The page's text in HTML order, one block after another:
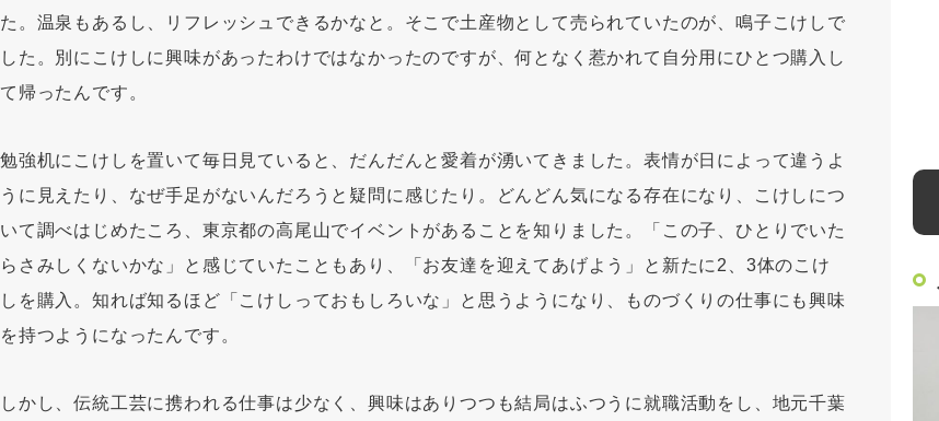
た。温泉もあるし、リフレッシュできるかなと。そこで土産物として売られていたのが、鳴子こけしで
した。別にこけしに興味があったわけではなかったのですが、何となく惹かれて自分用にひとつ購入し
て帰ったんです。
勉強机にこけしを置いて毎日見ていると、だんだんと愛着が湧いてきました。表情が日によって違うよ
うに見えたり、なぜ手足がないんだろうと疑問に感じたり。どんどん気になる存在になり、こけしにつ
いて調べはじめたころ、東京都の高尾山でイベントがあることを知りました。「この子、ひとりでいた
らさみしくないかな」と感じていたこともあり、「お友達を迎えてあげよう」と新たに2、3体のこけ
しを購入。知れば知るほど「こけしっておもしろいな」と思うようになり、ものづくりの仕事にも興味
を持つようになったんです。
しかし、伝統工芸に携われる仕事は少なく、興味はありつつも結局はふつうに就職活動をし、地元千葉